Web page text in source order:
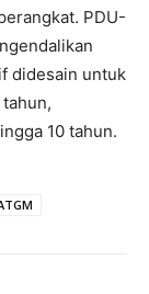
PDU-
didesain untuk
10 tahun.